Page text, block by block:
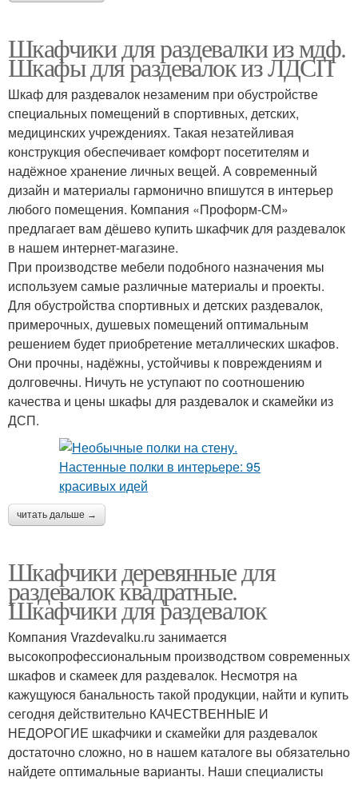
Шкафчики для раздевалки из мдф.
Шкафы для раздевалок из ЛДСП
Шкаф для раздевалок незаменим при обустройстве
специальных помещений в спортивных, детских,
медицинских учреждениях. Такая незатейливая
конструкция обеспечивает комфорт посетителям и
надёжное хранение личных вещей. А современный
дизайн и материалы гармонично впишутся в интерьер
любого помещения. Компания «Проформ-СМ»
предлагает вам дёшево купить шкафчик для раздевалок
в нашем интернет-магазине.
При производстве мебели подобного назначения мы
используем самые различные материалы и проекты.
Для обустройства спортивных и детских раздевалок,
примерочных, душевых помещений оптимальным
решением будет приобретение металлических шкафов.
Они прочны, надёжны, устойчивы к повреждениям и
долговечны. Ничуть не уступают по соотношению
качества и цены шкафы для раздевалок и скамейки из
ДСП.
читать дальше →
Шкафчики деревянные для
раздевалок квадратные.
Шкафчики для раздевалок
Компания Vrazdevalku.ru занимается
высокопрофессиональным производством современных
шкафов и скамеек для раздевалок. Несмотря на
кажущуюся банальность такой продукции, найти и купить
сегодня действительно КАЧЕСТВЕННЫЕ И
НЕДОРОГИЕ шкафчики и скамейки для раздевалок
достаточно сложно, но в нашем каталоге вы обязательно
найдете оптимальные варианты. Наши специалисты